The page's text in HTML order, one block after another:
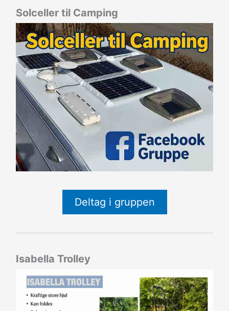
Solceller til Camping
Deltag i gruppen
Isabella Trolley